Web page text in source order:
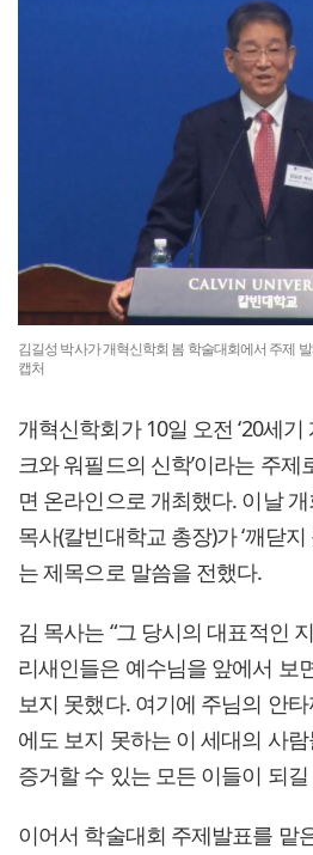
김길성 박사가 개혁신학회 봄 학술대회에서 주제
캡처
개혁신학회가 10일 오전 ‘20세
크와 워필드의 신학’이라는 주
면 온라인으로 개최했다. 이날
목사(칼빈대학교 총장)가 ‘깨닫지
는 제목으로 말씀을 전했다.
김 목사는 “그 당시의 대표적인
리새인들은 예수님을 앞에서 보
보지 못했다. 여기에 주님의 안
에도 보지 못하는 이 세대의 사
증거할 수 있는 모든 이들이 되
이어서 학술대회 주제발표를 맡